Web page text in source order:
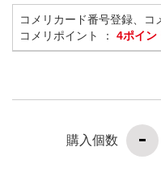
コメリカード番号登録、コ
コメリポイント ： 4ポイン
購入個数